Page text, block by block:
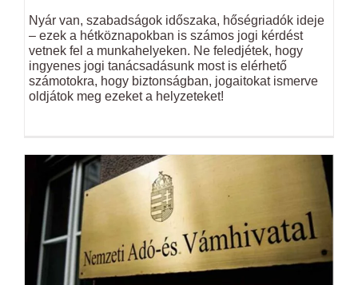
Nyár van, szabadságok időszaka, hőségriadók ideje
– ezek a hétköznapokban is számos jogi kérdést
vetnek fel a munkahelyeken. Ne feledjétek, hogy
ingyenes jogi tanácsadásunk most is elérhető
számotokra, hogy biztonságban, jogaitokat ismerve
oldjátok meg ezeket a helyzeteket!